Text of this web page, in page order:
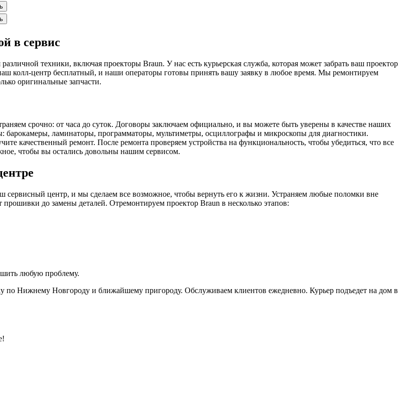
в сервис
техники, включая проекторы Braun. У нас есть курьерская служба, которая может забрать ваш проектор
колл-центр бесплатный, и наши операторы готовы принять вашу заявку в любое время. Мы ремонтируем
оригинальные запчасти.
срочно: от часа до суток. Договоры заключаем официально, и вы можете быть уверены в качестве наших
барокамеры, ламинаторы, программаторы, мультиметры, осциллографы и микроскопы для диагностики.
качественный ремонт. После ремонта проверяем устройства на функциональность, чтобы убедиться, что все
чтобы вы остались довольны нашим сервисом.
сервисный центр, и мы сделаем все возможное, чтобы вернуть его к жизни. Устраняем любые поломки вне
до замены деталей. Отремонтируем проектор Braun в несколько этапов:
любую проблему.
Нижнему Новгороду и ближайшему пригороду. Обслуживаем клиентов ежедневно. Курьер подъедет на дом в